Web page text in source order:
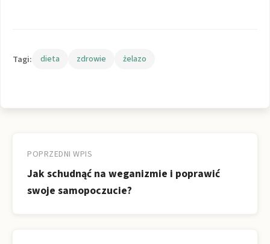
Tagi: dieta zdrowie żelazo
wpisu
POPRZEDNI WPIS
Jak schudnąć na weganizmie i poprawić
swoje samopoczucie?